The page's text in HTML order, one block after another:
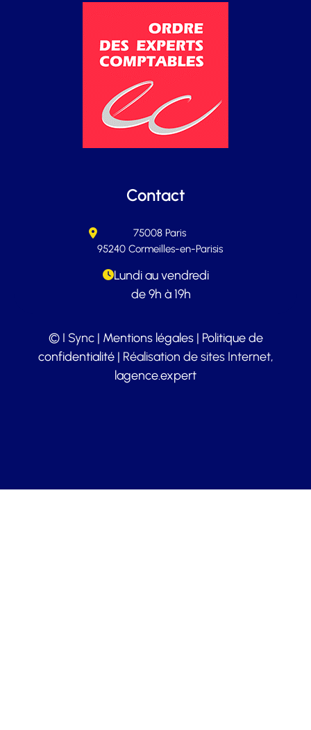
Contact
75008 Paris
95240 Cormeilles-en-Parisis
Lundi au vendredi
de 9h à 19h
© I Sync | Mentions légales| Politique de
confidentialité| Réalisation de sites Internet,
lagence.expert